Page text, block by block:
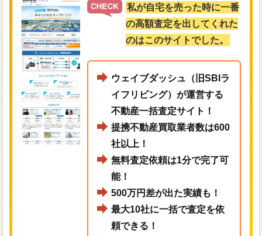
私が自宅を売った時に一番
の高額査定を出してくれた
のはこのサイトでした。
ウェイブダッシュ（旧SBIラ
イフリビング）が運営する
不動産一括査定サイト！
提携不動産買取業者数は600
社以上！
無料査定依頼は1分で完了可
能！
500万円差が出た実績も！
最大10社に一括で査定を依
頼できる！